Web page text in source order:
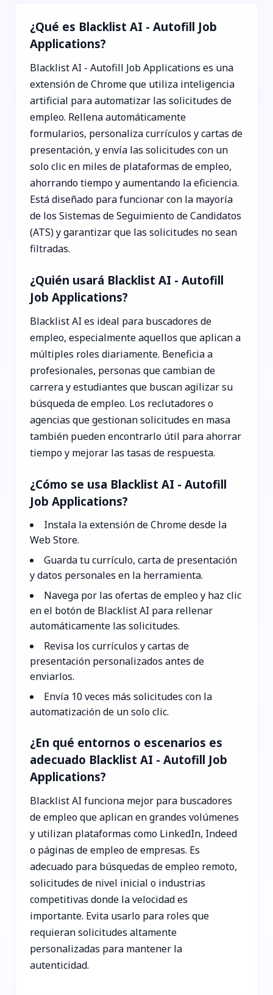
¿Qué es Blacklist AI - Autofill Job
Applications?
Blacklist AI - Autofill Job Applications es una
extensión de Chrome que utiliza inteligencia
artificial para automatizar las solicitudes de
empleo. Rellena automáticamente
formularios, personaliza currículos y cartas de
presentación, y envía las solicitudes con un
solo clic en miles de plataformas de empleo,
ahorrando tiempo y aumentando la eficiencia.
Está diseñado para funcionar con la mayoría
de los Sistemas de Seguimiento de Candidatos
(ATS) y garantizar que las solicitudes no sean
filtradas.
¿Quién usará Blacklist AI - Autofill
Job Applications?
Blacklist AI es ideal para buscadores de
empleo, especialmente aquellos que aplican a
múltiples roles diariamente. Beneficia a
profesionales, personas que cambian de
carrera y estudiantes que buscan agilizar su
búsqueda de empleo. Los reclutadores o
agencias que gestionan solicitudes en masa
también pueden encontrarlo útil para ahorrar
tiempo y mejorar las tasas de respuesta.
¿Cómo se usa Blacklist AI - Autofill
Job Applications?
Instala la extensión de Chrome desde la
Web Store.
Guarda tu currículo, carta de presentación
y datos personales en la herramienta.
Navega por las ofertas de empleo y haz clic
en el botón de Blacklist AI para rellenar
automáticamente las solicitudes.
Revisa los currículos y cartas de
presentación personalizados antes de
enviarlos.
Envía 10 veces más solicitudes con la
automatización de un solo clic.
¿En qué entornos o escenarios es
adecuado Blacklist AI - Autofill Job
Applications?
Blacklist AI funciona mejor para buscadores
de empleo que aplican en grandes volúmenes
y utilizan plataformas como LinkedIn, Indeed
o páginas de empleo de empresas. Es
adecuado para búsquedas de empleo remoto,
solicitudes de nivel inicial o industrias
competitivas donde la velocidad es
importante. Evita usarlo para roles que
requieran solicitudes altamente
personalizadas para mantener la
autenticidad.